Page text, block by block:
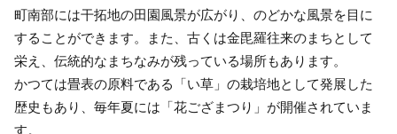
町南部には干拓地の田園風景が広がり、のどかな風景を目に
することができます。また、古くは金毘羅往来のまちとして
栄え、伝統的なまちなみが残っている場所もあります。
かつては畳表の原料である「い草」の栽培地として発展した
歴史もあり、毎年夏には「花ござまつり」が開催されていま
す。